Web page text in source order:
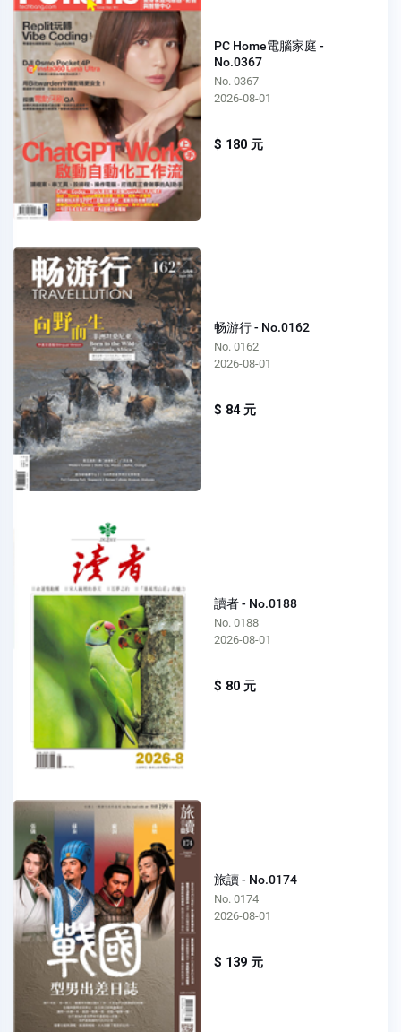
PC Home電腦家庭 -
No.0367
No. 0367
2026-08-01
$ 180 元
畅游行 - No.0162
No. 0162
2026-08-01
$ 84 元
讀者 - No.0188
No. 0188
2026-08-01
$ 80 元
旅讀 - No.0174
No. 0174
2026-08-01
$ 139 元